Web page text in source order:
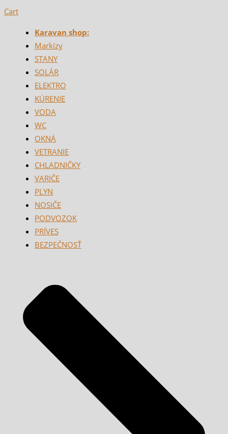
Cart
Karavan shop:
Markízy
STANY
SOLÁR
ELEKTRO
KÚRENIE
VODA
WC
OKNÁ
VETRANIE
CHLADNIČKY
VARIČE
PLYN
NOSIČE
PODVOZOK
PRÍVES
BEZPEČNOSŤ